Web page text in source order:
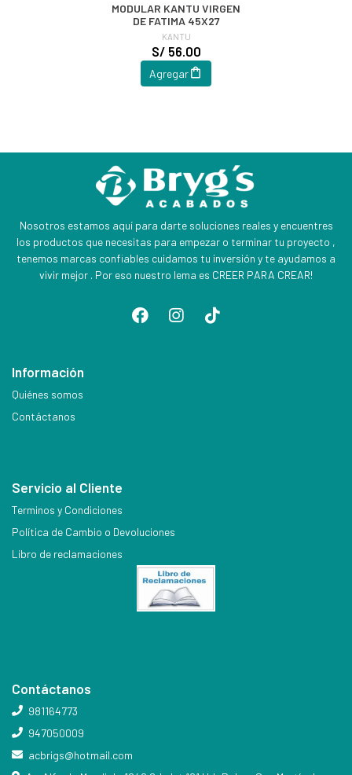
MODULAR KANTU VIRGEN
DE FATIMA 45X27
KANTU
S/ 56.00
Agregar
Nosotros estamos aquí para darte soluciones reales y encuentres
los productos que necesitas para empezar o terminar tu proyecto ,
tenemos marcas confiables cuidamos tu inversión y te ayudamos a
vivir mejor . Por eso nuestro lema es CREER PARA CREAR!
Información
Quiénes somos
Contáctanos
Servicio al Cliente
Terminos y Condiciones
Política de Cambio o Devoluciones
Libro de reclamaciones
Contáctanos
981164773
947050009
acbrigs@hotmail.com